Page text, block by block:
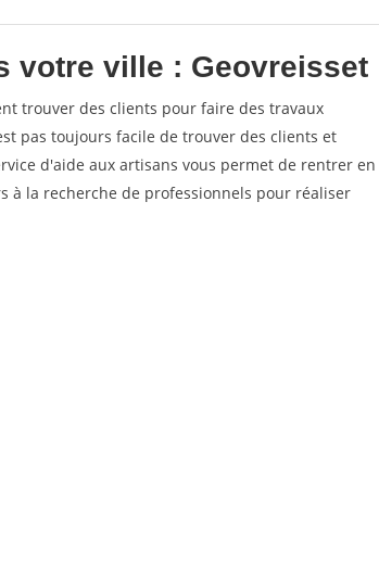
votre ville : Geovreisset
trouver des clients pour faire des travaux
pas toujours facile de trouver des clients et
d'aide aux artisans vous permet de rentrer en
à la recherche de professionnels pour réaliser